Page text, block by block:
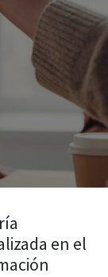
en el